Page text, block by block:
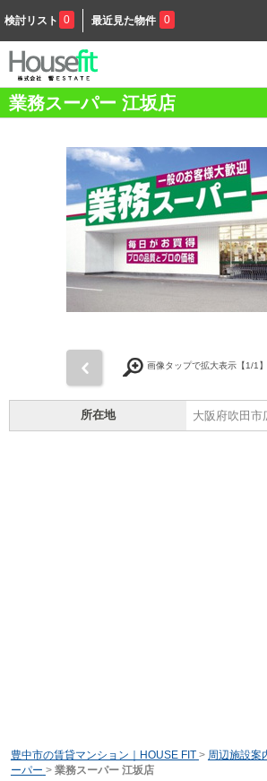
検討リスト 0 最近見た物件 0
業務スーパー 江坂店
画像タップで拡大表示【1/1】
所在地 大阪府吹田市
豊中市の賃貸マンション｜HOUSE FIT > 周辺施設案
ーパー > 業務スーパー 江坂店